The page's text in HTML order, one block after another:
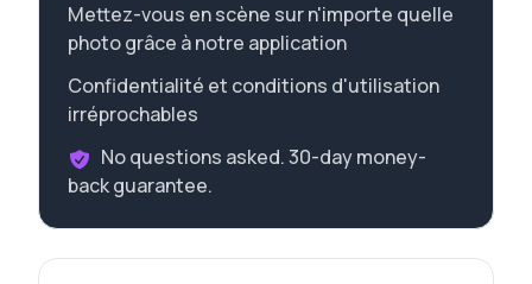
Mettez-vous en scène sur n'importe quelle
photo grâce à notre application
Confidentialité et conditions d'utilisation
irréprochables
No questions asked. 30-day money-
back guarantee.